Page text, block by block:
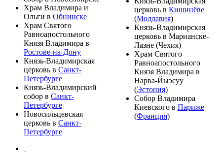
Храм Владимира и
Ольги в Обнинске
Храм Святого
Равноапостольного
Князя Владимира в
Ростове-на-Дону
Князь-Владимирская
церковь в Санкт-
Петербурге
Князь-Владимирский
собор в Санкт-
Петербурге
Новосильцевская
церковь в Санкт-
Петербурге
церковь в Кишинёве
(Молдавия)
Князь-Владимирская
церковь в Марианске-
Лазне (Чехия)
Храм Святого
Равноапостольного
Князя Владимира в
Нарва-Йыэсуу
(Эстония)
Собор Владимира
Киевского в Париже
(Франция)